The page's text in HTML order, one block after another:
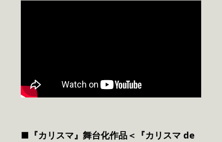
■ 『カリスマ』舞台化作品＜『カリスマ de